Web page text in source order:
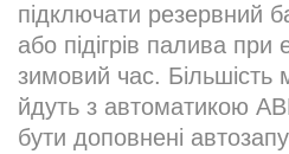
підключати резервний
або підігрів палива при
зимовий час. Більшість
йдуть з автоматикою
бути доповнені